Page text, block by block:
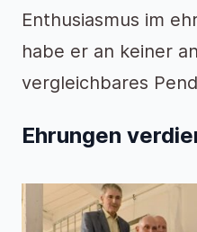
Enthusiasmus im
habe er an keiner
vergleichbares
Ehrungen